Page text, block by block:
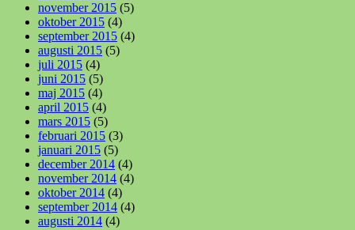
november 2015 (5)
oktober 2015 (4)
september 2015 (4)
augusti 2015 (5)
juli 2015 (4)
juni 2015 (5)
maj 2015 (4)
april 2015 (4)
mars 2015 (5)
februari 2015 (3)
januari 2015 (5)
december 2014 (4)
november 2014 (4)
oktober 2014 (4)
september 2014 (4)
augusti 2014 (4)